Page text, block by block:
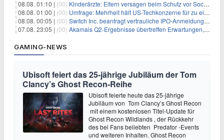
08.08. 01:10 | (00) Kinderärzte: Eltern versagen beim Schutz vor Social Media
08.08. 01:00 | (00) Umfrage: Mehrheit hält US-Techkonzerne für zu einflussreich
08.08. 00:05 | (00) Switch Inc. beantragt vertrauliche IPO-Anmeldung im Zuge des AI-Booms
07.08. 23:05 | (00) Akamais Q2-Ergebnisse übertreffen Erwartungen, doch Aktien fallen: Ein tieferer Blick
GAMING-NEWS
Ubisoft feiert das 25-jährige Jubiläum der Tom
Clancy’s Ghost Recon-Reihe
Ubisoft feierte heute das 25-jährige
Jubiläum von Tom Clancy’s Ghost Recon
mit einem kostenlosen Titel-Update für
Ghost Recon Wildlands , der Rückkehr
des bei Fans beliebten Predator -Events
und weiteren Inhalten. Ghost Recon